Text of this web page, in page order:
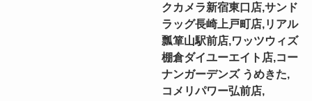
クカメラ新宿東口店,サンド
ラッグ長崎上戸町店,リアル
瓢箪山駅前店,ワッツウィズ
棚倉ダイユーエイト店,コー
ナンガーデンズ うめきた,
コメリパワー弘前店,